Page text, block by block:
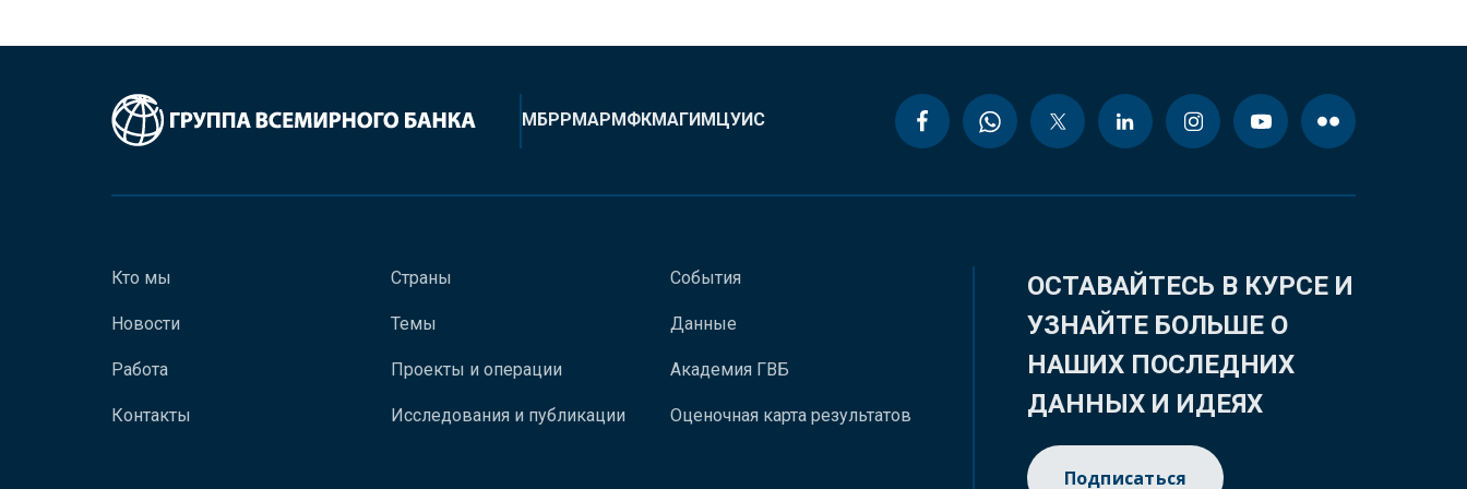
МБРРМАРМФКМАГИМЦУИС
Кто мы
Новости
Работа
Контакты
Страны
Темы
Проекты и операции
Исследования и публикации
События
Данные
Академия ГВБ
Оценочная карта результатов
ОСТАВАЙТЕСЬ В КУРСЕ И
УЗНАЙТЕ БОЛЬШЕ О
НАШИХ ПОСЛЕДНИХ
ДАННЫХ И ИДЕЯХ
Подписаться